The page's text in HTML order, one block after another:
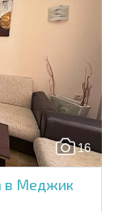
16
в Меджик